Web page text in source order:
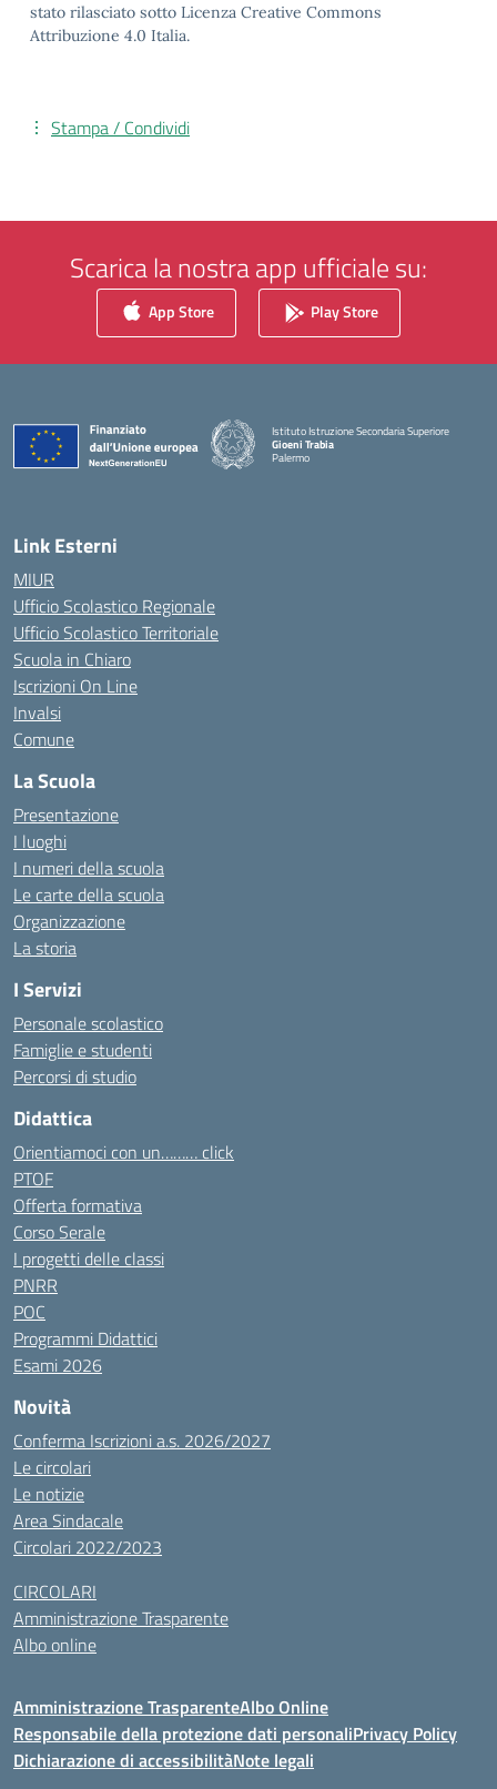
stato rilasciato sotto Licenza Creative Commons
Attribuzione 4.0 Italia.
Stampa / Condividi
Scarica la nostra app ufficiale su:
App Store Play Store
Istituto Istruzione Secondaria Superiore
Gioeni Trabia
Palermo
Link Esterni
MIUR
Ufficio Scolastico Regionale
Ufficio Scolastico Territoriale
Scuola in Chiaro
Iscrizioni On Line
Invalsi
Comune
La Scuola
Presentazione
I luoghi
I numeri della scuola
Le carte della scuola
Organizzazione
La storia
I Servizi
Personale scolastico
Famiglie e studenti
Percorsi di studio
Didattica
Orientiamoci con un……… click
PTOF
Offerta formativa
Corso Serale
I progetti delle classi
PNRR
POC
Programmi Didattici
Esami 2026
Novità
Conferma Iscrizioni a.s. 2026/2027
Le circolari
Le notizie
Area Sindacale
Circolari 2022/2023
CIRCOLARI
Amministrazione Trasparente
Albo online
Amministrazione TrasparenteAlbo Online
Responsabile della protezione dati personaliPrivacy Policy
Dichiarazione di accessibilitàNote legali